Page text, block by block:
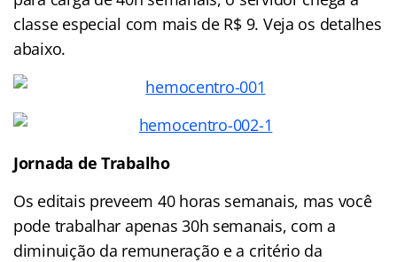
classe especial com mais de R$ 9. Veja os detalhes
abaixo.
Jornada de Trabalho
Os editais preveem 40 horas semanais, mas você
pode trabalhar apenas 30h semanais, com a
diminuição da remuneração e a critério da